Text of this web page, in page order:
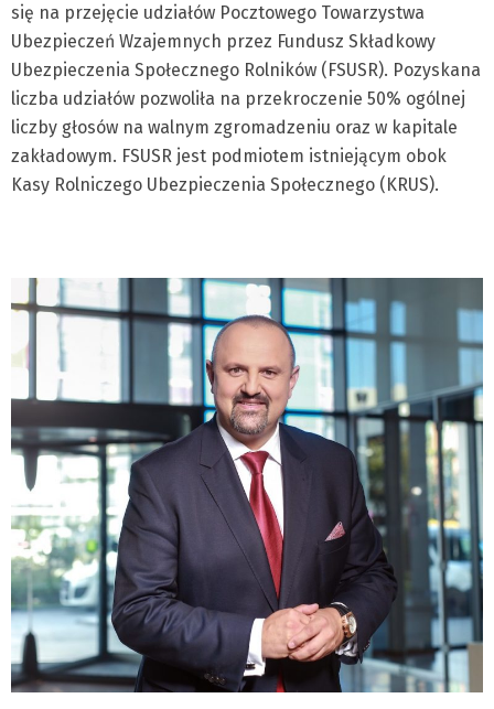
się na przejęcie udziałów Pocztowego Towarzystwa
Ubezpieczeń Wzajemnych przez Fundusz Składkowy
Ubezpieczenia Społecznego Rolników (FSUSR). Pozyskana
liczba udziałów pozwoliła na przekroczenie 50% ogólnej
liczby głosów na walnym zgromadzeniu oraz w kapitale
zakładowym. FSUSR jest podmiotem istniejącym obok
Kasy Rolniczego Ubezpieczenia Społecznego (KRUS).